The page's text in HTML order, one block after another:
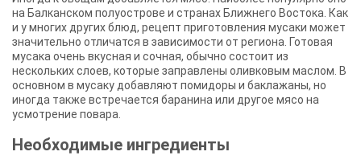
на Балканском полуострове и странах Ближнего Востока. Как
и у многих других блюд, рецепт приготовления мусаки может
значительно отличатся в зависимости от региона. Готовая
мусака очень вкусная и сочная, обычно состоит из
нескольких слоев, которые заправлены оливковым маслом. В
основном в мусаку добавляют помидоры и баклажаны, но
иногда также встречается баранина или другое мясо на
усмотрение повара.
Необходимые ингредиенты